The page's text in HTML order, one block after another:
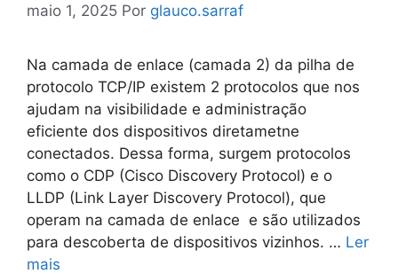
maio 1, 2025 Por glauco.sarraf
Na camada de enlace (camada 2) da pilha de
protocolo TCP/IP existem 2 protocolos que nos
ajudam na visibilidade e administração
eficiente dos dispositivos diretametne
conectados. Dessa forma, surgem protocolos
como o CDP (Cisco Discovery Protocol) e o
LLDP (Link Layer Discovery Protocol), que
operam na camada de enlace e são utilizados
para descoberta de dispositivos vizinhos. … Ler
mais